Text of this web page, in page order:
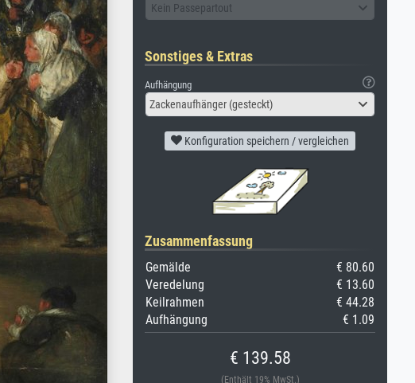
Kein Passepartout
Sonstiges & Extras
Aufhängung
Zackenaufhänger (gesteckt)
Konfiguration speichern / vergleichen
Zusammenfassung
Gemälde
€ 80.60
Veredelung
€ 13.60
Keilrahmen
€ 44.28
Aufhängung
€ 1.09
€ 139.58
(Enthält 19% MwSt.)